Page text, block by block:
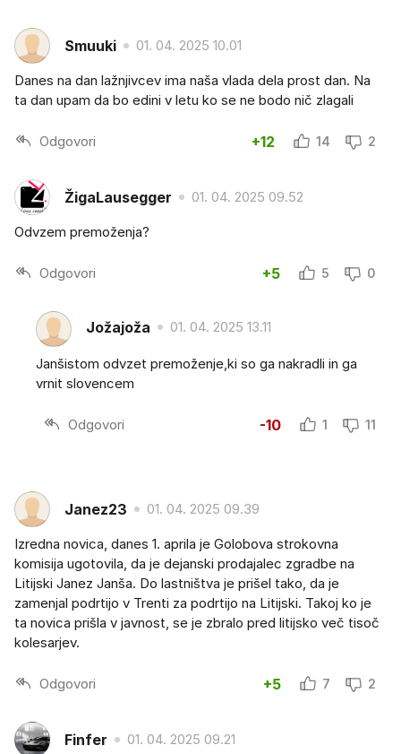
Smuuki 01. 04. 2025 10.01
Danes na dan lažnjivcev ima naša vlada dela prost dan. Na
ta dan upam da bo edini v letu ko se ne bodo nič zlagali
Odgovori +12 14 2
ŽigaLausegger 01. 04. 2025 09.52
Odvzem premoženja?
Odgovori +5 5 0
Jožajoža 01. 04. 2025 13.11
Janšistom odvzet premoženje,ki so ga nakradli in ga
vrnit slovencem
Odgovori -10 1 11
Janez23 01. 04. 2025 09.39
Izredna novica, danes 1. aprila je Golobova strokovna
komisija ugotovila, da je dejanski prodajalec zgradbe na
Litijski Janez Janša. Do lastništva je prišel tako, da je
zamenjal podrtijo v Trenti za podrtijo na Litijski. Takoj ko je
ta novica prišla v javnost, se je zbralo pred litijsko več tisoč
kolesarjev.
Odgovori +5 7 2
Finfer 01. 04. 2025 09.21